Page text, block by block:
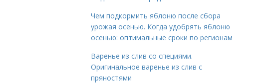
Чем подкормить яблоню после сбора
урожая осенью. Когда удобрять яблоню
осенью: оптимальные сроки по регионам
Варенье из слив со специями.
Оригинальное варенье из слив с
пряностями